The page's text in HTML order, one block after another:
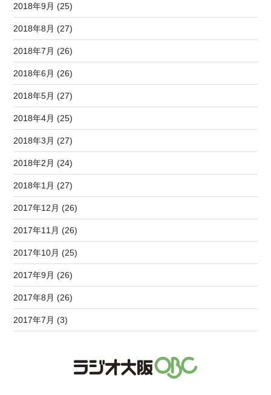
2018年9月 (25)
2018年8月 (27)
2018年7月 (26)
2018年6月 (26)
2018年5月 (27)
2018年4月 (25)
2018年3月 (27)
2018年2月 (24)
2018年1月 (27)
2017年12月 (26)
2017年11月 (26)
2017年10月 (25)
2017年9月 (26)
2017年8月 (26)
2017年7月 (3)